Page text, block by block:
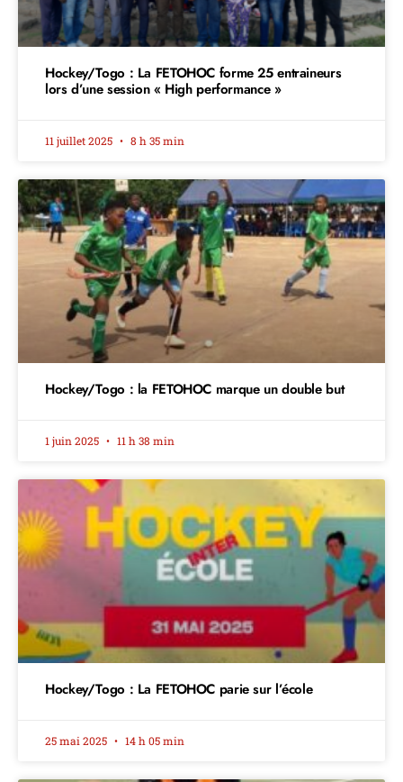
Hockey/Togo : La FETOHOC forme 25 entraineurs
lors d’une session « High performance »
11 juillet 2025 8 h 35 min
Hockey/Togo : la FETOHOC marque un double but
1 juin 2025 11 h 38 min
Hockey/Togo : La FETOHOC parie sur l’école
25 mai 2025 14 h 05 min